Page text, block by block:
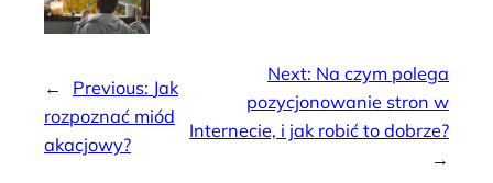
← Previous: Jak
rozpoznać miód
akacjowy?
Next: Na czym polega
pozycjonowanie stron w
Internecie, i jak robić to dobrze?
→